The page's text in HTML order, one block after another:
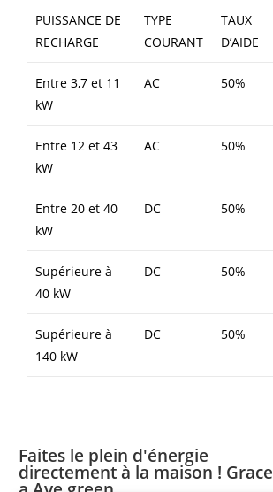
PUISSANCE DE
RECHARGE
TYPE
COURANT
TAUX
D’AIDE
Entre 3,7 et 11
kW
AC 50%
Entre 12 et 43
kW
AC 50%
Entre 20 et 40
kW
DC 50%
Supérieure à
40 kW
DC 50%
Supérieure à
140 kW
DC 50%
Faites le plein d'énergie
directement à la maison ! Grace